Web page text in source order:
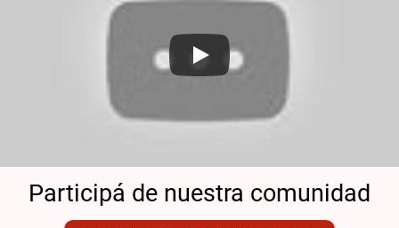
Participá de nuestra comunidad